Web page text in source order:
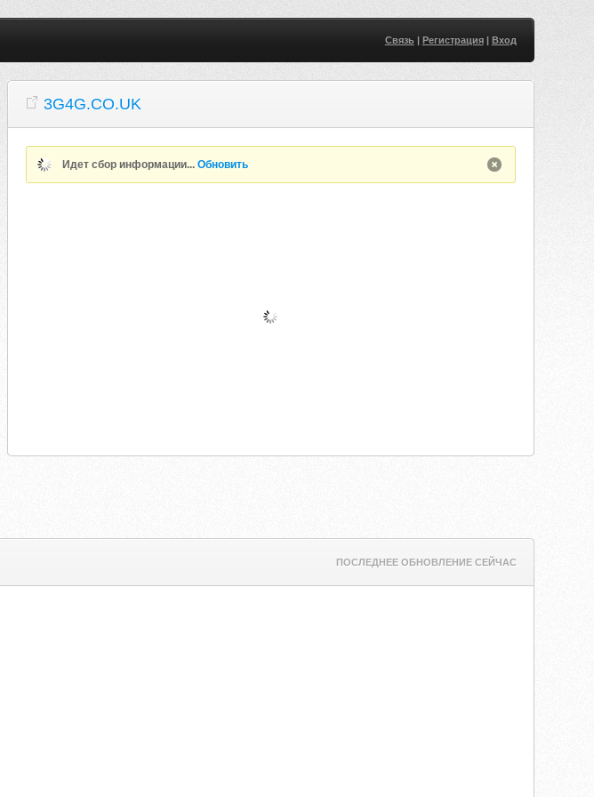
Связь| Регистрация| Вход
3G4G.CO.UK
Идет сбор информации...Обновить
ПОСЛЕДНЕЕ ОБНОВЛЕНИЕ СЕЙЧАС